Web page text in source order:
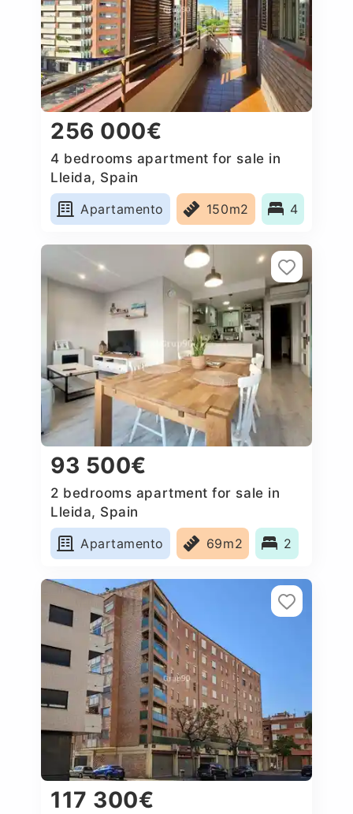
256 000€
4 bedrooms apartment for sale in
Lleida, Spain
Apartamento
150m2 4
93 500€
2 bedrooms apartment for sale in
Lleida, Spain
Apartamento
69m2 2
117 300€